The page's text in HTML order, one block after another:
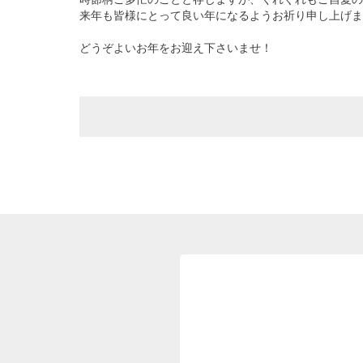
来年も皆様にとって良い年になるようお祈り申し上げ
どうぞよいお年をお迎え下さいませ！